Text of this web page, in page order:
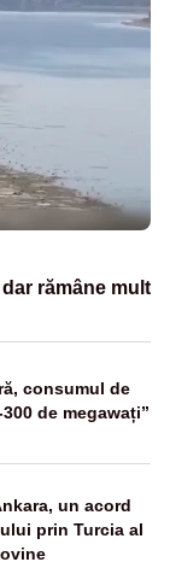
rămâne mult
consumul de
de megawați”
un acord
prin Turcia al